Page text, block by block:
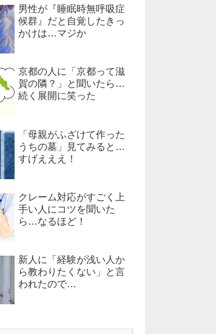
男性が『睡眠時無呼吸症
候群』だと自覚したきっ
かけは…マジか
京都の人に「京都って滋
賀の隣？」と聞いたら…
続く展開に笑った
「母親がふざけて作った
うちの墓」見てみると…
すげえええ！
クレーム対応がすごく上
手い人にコツを聞いた
ら…なるほど！
新人に「経験が浅い人か
ら教わりたくない」と言
われたので…